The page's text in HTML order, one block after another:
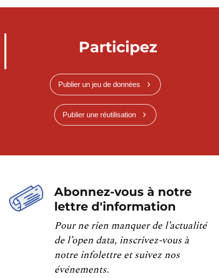
Participez
Publier un jeu de données
Publier une réutilisation
Abonnez-vous à notre
lettre d'information
Pour ne rien manquer de l’actualité
de l’open data, inscrivez-vous à
notre infolettre et suivez nos
événements.